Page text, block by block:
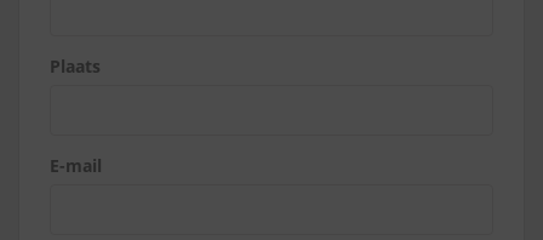
Plaats
E-mail